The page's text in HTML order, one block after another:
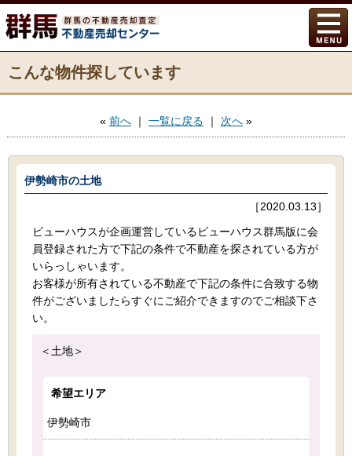
こんな物件探しています
« 前へ ｜ 一覧に戻る ｜ 次へ »
伊勢崎市の土地
［2020.03.13］
ビューハウスが企画運営しているビューハウス群馬版に会
員登録された方で下記の条件で不動産を探されている方が
いらっしゃいます。
お客様が所有されている不動産で下記の条件に合致する物
件がございましたらすぐにご紹介できますのでご相談下さ
い。
＜土地＞
希望エリア
伊勢崎市